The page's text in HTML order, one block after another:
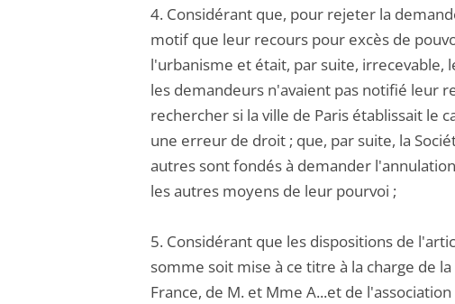
4. Considérant que, pour rejeter la
motif que leur recours pour excès de
l'urbanisme et était, par suite, irrecevable,
les demandeurs n'avaient pas notifié leur
rechercher si la ville de Paris établissait le
une erreur de droit ; que, par suite, la
autres sont fondés à demander
les autres moyens de leur pourvoi ;
5. Considérant que les dispositions de
somme soit mise à ce titre à la charge de
France, de M. et Mme A...et de